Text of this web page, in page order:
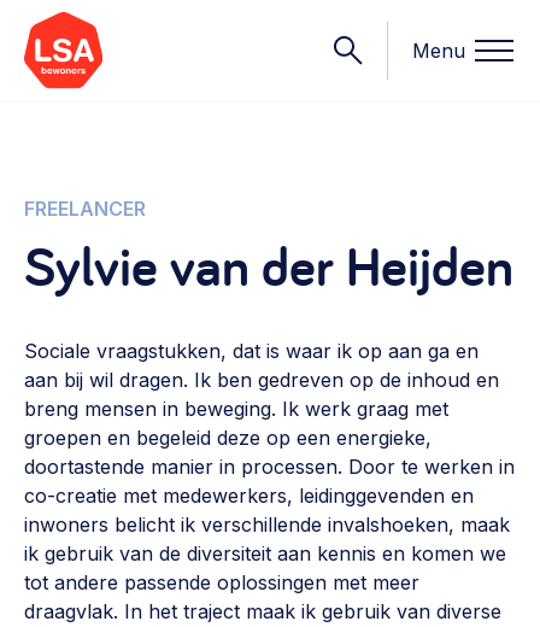
Menu
Onderwerpen
Starten van een initiatief
Financiën
Financieringsvormen, administratie, begroting en omzet >
Organisatie en beheer
Bestuur, horeca, evenementen, verhuur en communicatie >
Vrijwilligers en medewerkers
Werving, contracten en vergoedingen, betaalde krachten
>
Wat we doen
Onze leden
Contact
Nieuws
Opinie
Bijeenkomsten
FREELANCER
Sylvie van der Heijden
Sociale vraagstukken, dat is waar ik op aan ga en
aan bij wil dragen. Ik ben gedreven op de inhoud en
breng mensen in beweging. Ik werk graag met
groepen en begeleid deze op een energieke,
doortastende manier in processen. Door te werken in
co-creatie met medewerkers, leidinggevenden en
inwoners belicht ik verschillende invalshoeken, maak
ik gebruik van de diversiteit aan kennis en komen we
tot andere passende oplossingen met meer
draagvlak. In het traject maak ik gebruik van diverse